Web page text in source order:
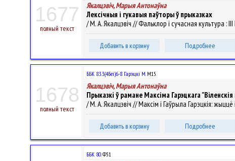
1677
полный текст
Якалцэвіч, Марыя Антонаўна
Лексічныя і гукавыя паўторы ў прыказках
/ М. А. Якалцэвіч // Фальклор і сучасная культура :
Добавить в корзину Подробнее
1678
полный текст
ББК 83.3(4Беі)6-8 Гарэцкі М.М15
Якалцэвіч, Марыя Антонаўна
Прыказкі ў рамане Максіма Гарэцкага
/ М. А. Якалцэвіч // Максім і Гаўрыла Гарэцкія:
Добавить в корзину Подробнее
ББК 80.Ф51